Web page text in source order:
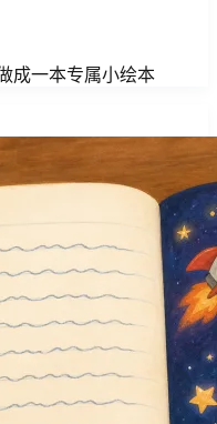
成一本专属小绘本